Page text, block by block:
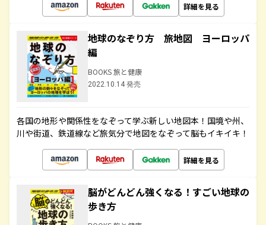
詳細を見る
地球のなぞり方 旅地図 ヨーロッパ
編
BOOKS 旅と健康
2022.10.14 発売
各国の地形や関係性をなぞって学ぶ新しい地図本！国境や州、
川や街道、鉄道線など旅気分で地図をなぞって脳もイキイキ！
詳細を見る
脳がどんどん強くなる！すごい地球の
歩き方